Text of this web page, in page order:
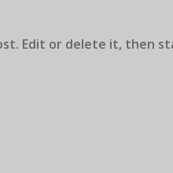
Edit or delete it, then